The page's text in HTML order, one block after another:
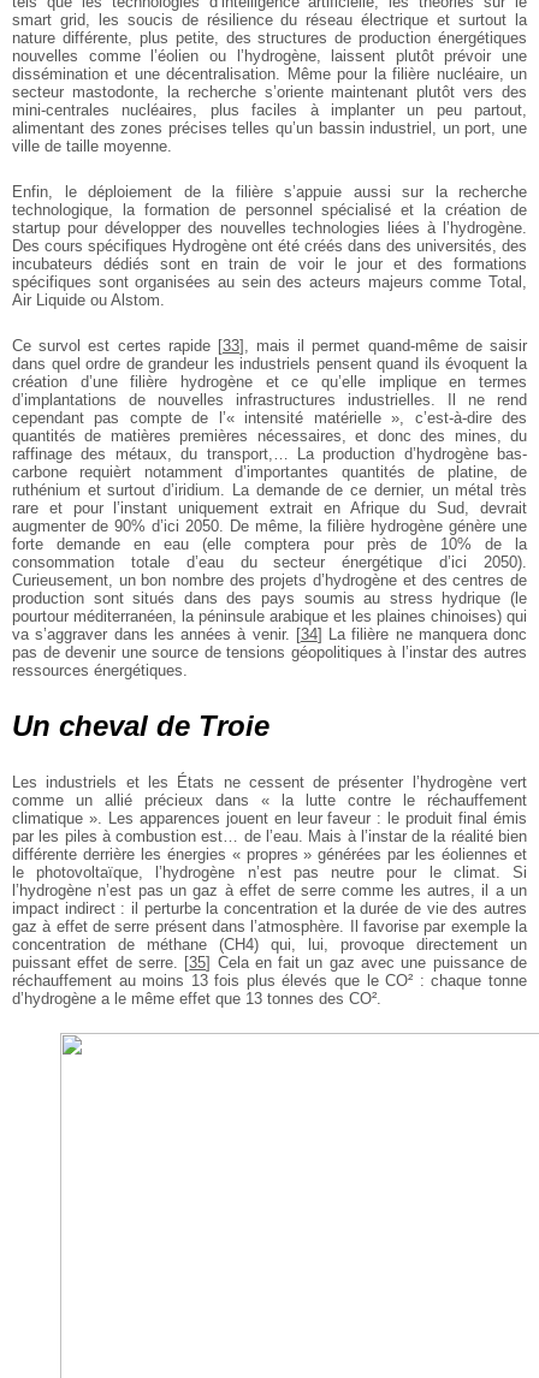
smart grid, les soucis de résilience du réseau électrique et surtout la
nature différente, plus petite, des structures de production énergétiques
nouvelles comme l’éolien ou l’hydrogène, laissent plutôt prévoir une
dissémination et une décentralisation. Même pour la filière nucléaire, un
secteur mastodonte, la recherche s’oriente maintenant plutôt vers des
mini-centrales nucléaires, plus faciles à implanter un peu partout,
alimentant des zones précises telles qu’un bassin industriel, un port, une
ville de taille moyenne.
Enfin, le déploiement de la filière s’appuie aussi sur la recherche
technologique, la formation de personnel spécialisé et la création de
startup pour développer des nouvelles technologies liées à l’hydrogène.
Des cours spécifiques Hydrogène ont été créés dans des universités, des
incubateurs dédiés sont en train de voir le jour et des formations
spécifiques sont organisées au sein des acteurs majeurs comme Total,
Air Liquide ou Alstom.
Ce survol est certes rapide[33] , mais il permet quand-même de saisir
dans quel ordre de grandeur les industriels pensent quand ils évoquent la
création d’une filière hydrogène et ce qu’elle implique en termes
d’implantations de nouvelles infrastructures industrielles. Il ne rend
cependant pas compte de l’« intensité matérielle », c’est-à-dire des
quantités de matières premières nécessaires, et donc des mines, du
raffinage des métaux, du transport,… La production d’hydrogène bas-
carbone requièrt notamment d’importantes quantités de platine, de
ruthénium et surtout d’iridium. La demande de ce dernier, un métal très
rare et pour l’instant uniquement extrait en Afrique du Sud, devrait
augmenter de 90% d’ici 2050. De même, la filière hydrogène génère une
forte demande en eau (elle comptera pour près de 10% de la
consommation totale d’eau du secteur énergétique d’ici 2050).
Curieusement, un bon nombre des projets d’hydrogène et des centres de
production sont situés dans des pays soumis au stress hydrique (le
pourtour méditerranéen, la péninsule arabique et les plaines chinoises) qui
va s’aggraver dans les années à venir. [34] La filière ne manquera donc
pas de devenir une source de tensions géopolitiques à l’instar des autres
ressources énergétiques.
Un cheval de Troie
Les industriels et les États ne cessent de présenter l’hydrogène vert
comme un allié précieux dans « la lutte contre le réchauffement
climatique ». Les apparences jouent en leur faveur : le produit final émis
par les piles à combustion est… de l’eau. Mais à l’instar de la réalité bien
différente derrière les énergies « propres » générées par les éoliennes et
le photovoltaïque, l’hydrogène n’est pas neutre pour le climat. Si
l’hydrogène n’est pas un gaz à effet de serre comme les autres, il a un
impact indirect : il perturbe la concentration et la durée de vie des autres
gaz à effet de serre présent dans l’atmosphère. Il favorise par exemple la
concentration de méthane (CH4) qui, lui, provoque directement un
puissant effet de serre. [35] Cela en fait un gaz avec une puissance de
réchauffement au moins 13 fois plus élevés que le CO² : chaque tonne
d’hydrogène a le même effet que 13 tonnes des CO².